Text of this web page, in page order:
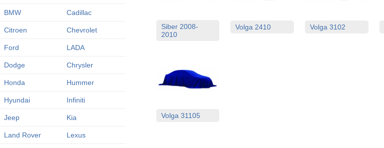
BMW Cadillac
Citroen Chevrolet
Ford LADA
Dodge Chrysler
Honda Hummer
Hyundai Infiniti
Jeep Kia
Land Rover Lexus
Siber 2008-
2010
Volga 2410 Volga 3102
Volga 31105